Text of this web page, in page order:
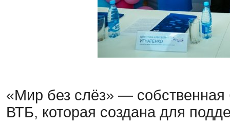
«Мир без слёз» — собственная
ВТБ, которая создана для